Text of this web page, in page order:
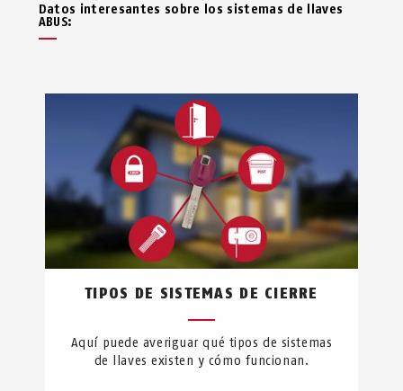
Datos interesantes sobre los sistemas de llaves
ABUS:
TIPOS DE SISTEMAS DE CIERRE
Aquí puede averiguar qué tipos de sistemas
de llaves existen y cómo funcionan.